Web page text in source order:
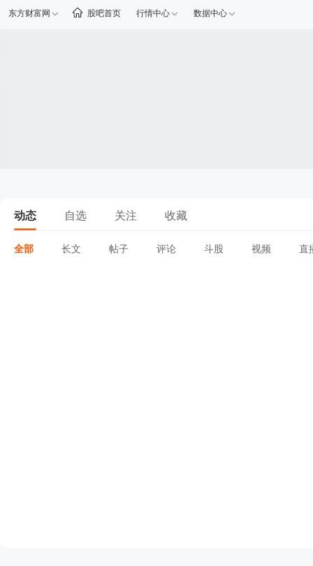
东方财富网 股吧首页 行情中心 数据中心
动态 自选 关注 收藏
全部 长文 帖子 评论 斗股 视频 直